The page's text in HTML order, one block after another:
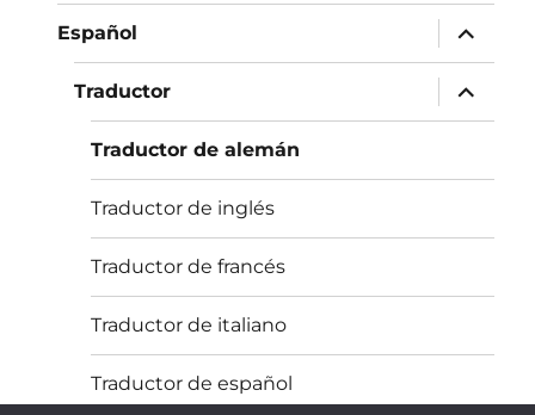
Español
öffnen
Traductor
öffnen
Traductor de alemán
Traductor de inglés
Traductor de francés
Traductor de italiano
Traductor de español